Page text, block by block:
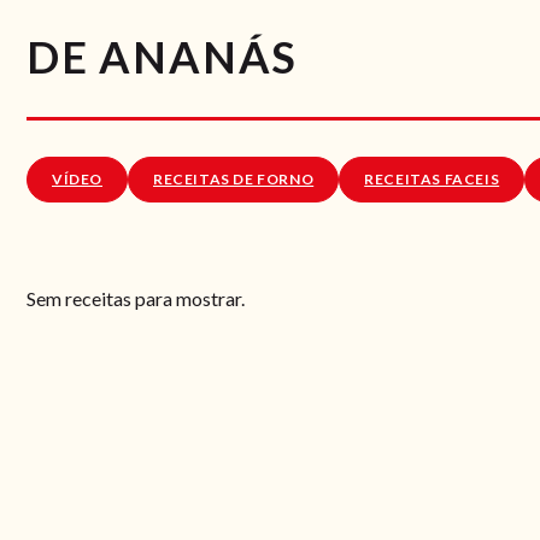
DE ANANÁS
VÍDEO RECEITAS DE FORNO RECEITAS FACEIS
Sem receitas para mostrar.